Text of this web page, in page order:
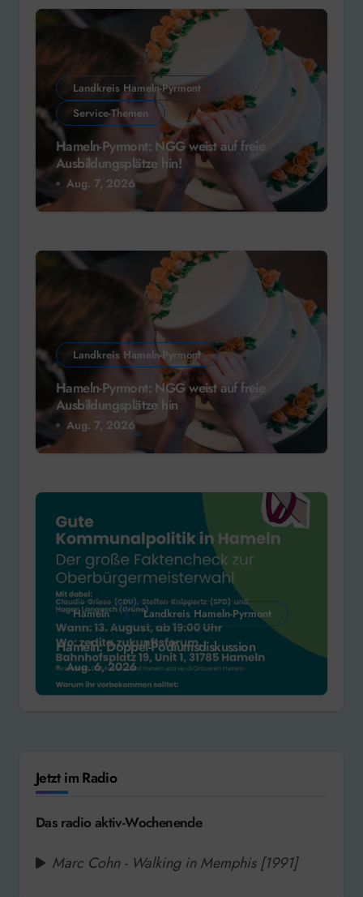
Landkreis Hameln-Pyrmont
Service-Themen
Hameln-Pyrmont: NGG weist auf freie
Ausbildungsplätze hin!
Aug. 7, 2026
Landkreis Hameln-Pyrmont
Hameln-Pyrmont: NGG weist auf freie
Ausbildungsplätze hin
Aug. 7, 2026
Hameln Landkreis Hameln-Pyrmont
Hameln: Doppel-Podiumsdiskussion
Aug. 6, 2026
Jetzt im Radio
Das radio aktiv-Wochenende
Marc Cohn - Walking in Memphis [1991]